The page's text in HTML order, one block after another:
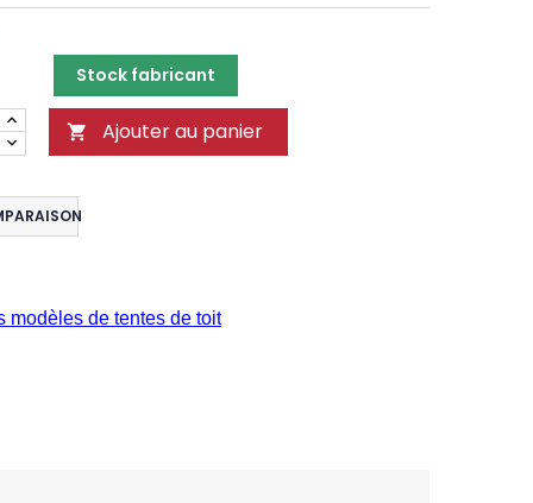
Stock fabricant
 Ajouter au panier
modèles de tentes de toit